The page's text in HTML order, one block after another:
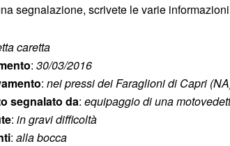
segnalazione, scrivete le varie
caretta
: 30/03/2016
: nei pressi dei Faraglioni di Capri
segnalato da: equipaggio di una
: in gravi difficoltà
: alla bocca